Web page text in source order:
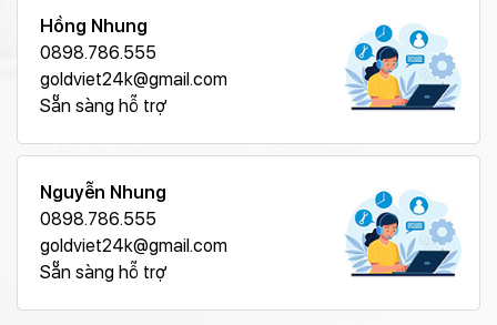
Hồng Nhung
0898.786.555
goldviet24k@gmail.com
Sẵn sàng hỗ trợ
Nguyễn Nhung
0898.786.555
goldviet24k@gmail.com
Sẵn sàng hỗ trợ